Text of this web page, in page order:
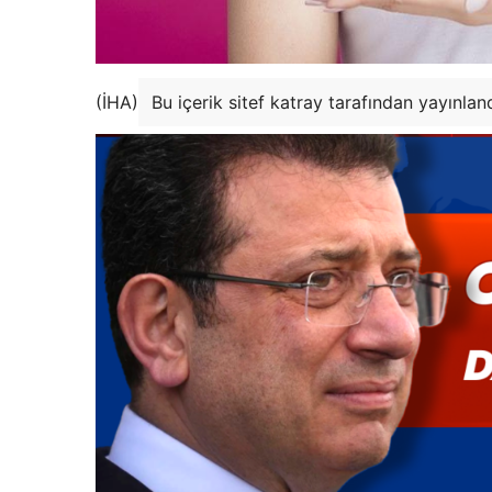
(İHA) Bu içerik sitef katray tarafından